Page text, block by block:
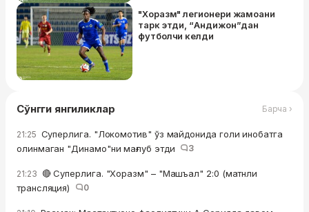
"Хоразм" легионери жамоани
тарк этди, “Андижон”дан
футболчи келди
Сўнгги янгиликлар Барча ›
21:25 Суперлига. "Локомотив" ўз майдонида голи инобатга
олинмаган "Динамо"ни мағлуб этди
3
21:23 🔴 Суперлига. "Хоразм" – "Машъал" 2:0 (матнли
трансляция)
0